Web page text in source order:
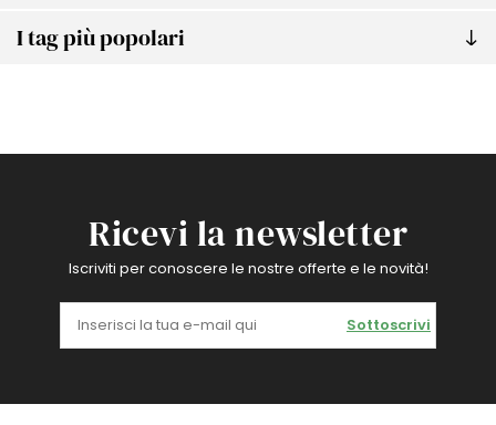
I tag più popolari
Ricevi la newsletter
Iscriviti per conoscere le nostre offerte e le novità!
Sottoscrivi